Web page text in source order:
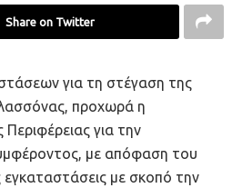
Share on Twitter
για τη στέγαση της
προχωρά η
για την
με απόφαση του
εγκαταστάσεις με σκοπό την